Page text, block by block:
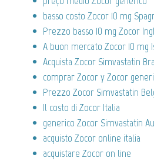
basso costo Zocor 10 mg
Prezzo basso 10 mg Zocor
A buon mercato Zocor 10 mg
Acquista Zocor Simvastatin
comprar Zocor y Zocor
Prezzo Zocor Simvastatin
Il costo di Zocor Italia
generico Zocor Simvastatin
acquisto Zocor online italia
acquistare Zocor on line